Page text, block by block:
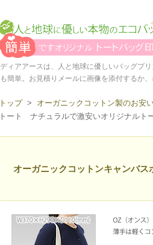
ディアアースは、人と地球に優しいバッグプ
も簡単。お見積りメールに画像を添付するか
トップ> オーガニックコットン製のお安
トート ナチュラルで激安いオリジナルト
オーガニックコットンキャンバ